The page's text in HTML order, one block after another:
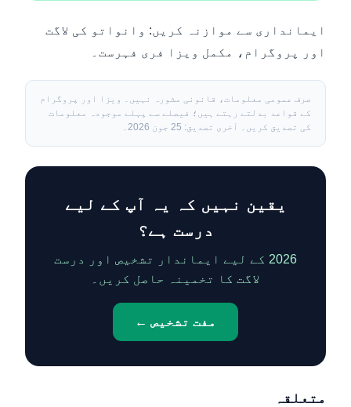
ایمانداری سے موازنہ کریں: وانواتو کی لاگت
اور پروگرام ، مکمل ویزا فری فہرست
صرف عمومی معلومات، قانونی مشورہ نہیں۔ ویزا اور پروگرام
کے قواعد بدلتے رہتے ہیں؛ فیصلے سے پہلے موجودہ معلومات
کی تصدیق کریں۔ آخری تصدیق: 25 جون 2026۔
یقین نہیں کہ یہ آپ کے لیے
درست ہے؟
2026 کے لیے ایماندار تشخیص اور درست
لاگت کا تخمینہ حاصل کریں۔
مفت تشخیص ←
متعلقہ